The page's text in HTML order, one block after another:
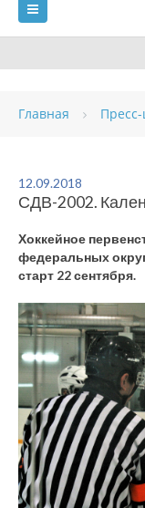
ГЛАВНАЯ
ВИДЫ СПОРТА
ОЦЕНКА КАЧЕСТВА
Главная
12.09.2018
СДВ-2002.
Хоккейное
федеральных
старт 22 сентября.